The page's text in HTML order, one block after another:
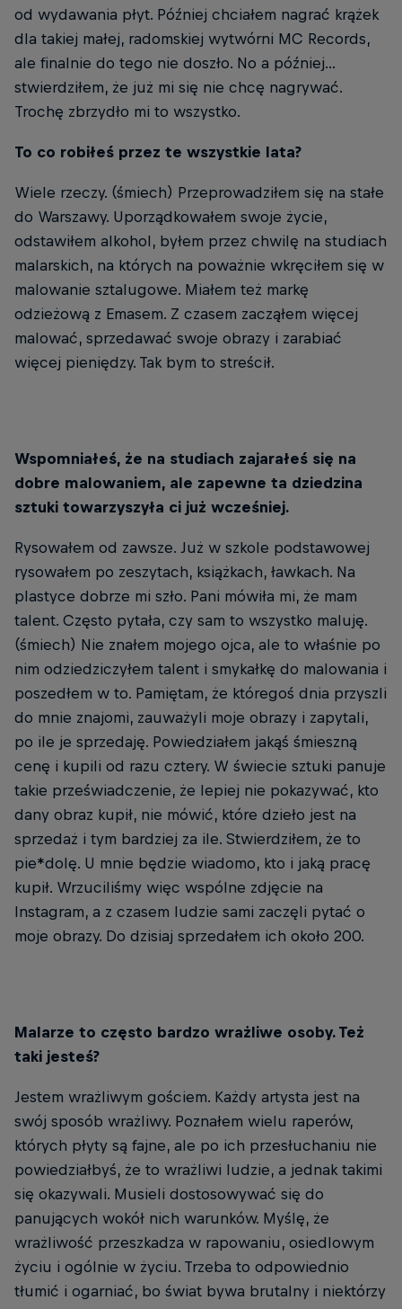
od wydawania płyt. Później chciałem nagrać krążek
dla takiej małej, radomskiej wytwórni MC Records,
ale finalnie do tego nie doszło. No a później...
stwierdziłem, że już mi się nie chcę nagrywać.
Trochę zbrzydło mi to wszystko.
To co robiłeś przez te wszystkie lata?
Wiele rzeczy. (śmiech) Przeprowadziłem się na stałe
do Warszawy. Uporządkowałem swoje życie,
odstawiłem alkohol, byłem przez chwilę na studiach
malarskich, na których na poważnie wkręciłem się w
malowanie sztalugowe. Miałem też markę
odzieżową z Emasem. Z czasem zacząłem więcej
malować, sprzedawać swoje obrazy i zarabiać
więcej pieniędzy. Tak bym to streścił.
Wspomniałeś, że na studiach zajarałeś się na
dobre malowaniem, ale zapewne ta dziedzina
sztuki towarzyszyła ci już wcześniej.
Rysowałem od zawsze. Już w szkole podstawowej
rysowałem po zeszytach, książkach, ławkach. Na
plastyce dobrze mi szło. Pani mówiła mi, że mam
talent. Często pytała, czy sam to wszystko maluję.
(śmiech) Nie znałem mojego ojca, ale to właśnie po
nim odziedziczyłem talent i smykałkę do malowania i
poszedłem w to. Pamiętam, że któregoś dnia przyszli
do mnie znajomi, zauważyli moje obrazy i zapytali,
po ile je sprzedaję. Powiedziałem jakąś śmieszną
cenę i kupili od razu cztery. W świecie sztuki panuje
takie przeświadczenie, że lepiej nie pokazywać, kto
dany obraz kupił, nie mówić, które dzieło jest na
sprzedaż i tym bardziej za ile. Stwierdziłem, że to
pie*dolę. U mnie będzie wiadomo, kto i jaką pracę
kupił. Wrzuciliśmy więc wspólne zdjęcie na
Instagram, a z czasem ludzie sami zaczęli pytać o
moje obrazy. Do dzisiaj sprzedałem ich około 200.
Malarze to często bardzo wrażliwe osoby. Też
taki jesteś?
Jestem wrażliwym gościem. Każdy artysta jest na
swój sposób wrażliwy. Poznałem wielu raperów,
których płyty są fajne, ale po ich przesłuchaniu nie
powiedziałbyś, że to wrażliwi ludzie, a jednak takimi
się okazywali. Musieli dostosowywać się do
panujących wokół nich warunków. Myślę, że
wrażliwość przeszkadza w rapowaniu, osiedlowym
życiu i ogólnie w życiu. Trzeba to odpowiednio
tłumić i ogarniać, bo świat bywa brutalny i niektórzy